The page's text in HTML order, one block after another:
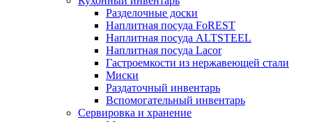
Разделочные доски
Наплитная посуда FoREST
Наплитная посуда ALTSTEEL
Наплитная посуда Lacor
Гастроемкости из нержавеющей стали
Миски
Раздаточный инвентарь
Вспомогательный инвентарь
Сервировка и хранение